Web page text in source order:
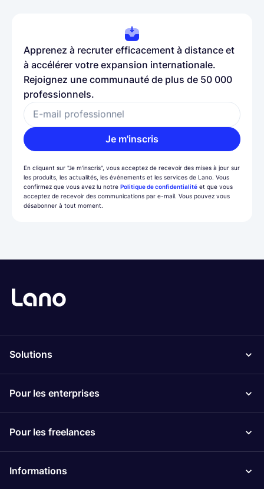
Apprenez à recruter efficacement à distance et
à accélérer votre expansion internationale.
Rejoignez une communauté de plus de 50 000
professionnels.
E-mail professionnel
Je m'inscris
En cliquant sur "Je m'inscris", vous acceptez de recevoir des mises à jour sur
les produits, les actualités, les événements et les services de Lano. Vous
confirmez que vous avez lu notre Politique de confidentialité et que vous
acceptez de recevoir des communications par e-mail. Vous pouvez vous
désabonner à tout moment.
Solutions
Pour les enterprises
Pour les freelances
Informations